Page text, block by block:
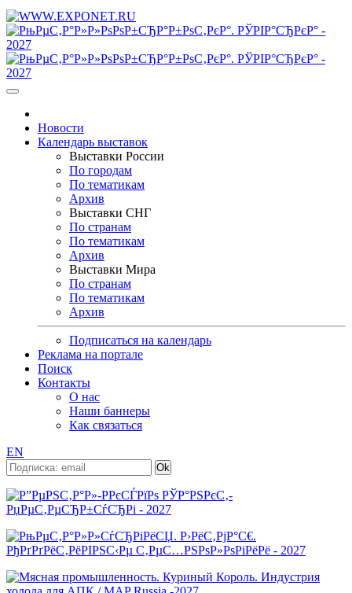
Новости
Календарь выставок
Выставки России
По городам
По тематикам
Архив
Выставки СНГ
По странам
По тематикам
Архив
Выставки Мира
По странам
По тематикам
Архив
Подписаться на календарь
Реклама на портале
Поиск
Контакты
О нас
Наши баннеры
Как связаться
EN